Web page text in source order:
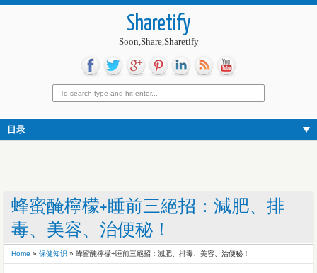
Sharetify
Soon,Share,Sharetify
目录
蜂蜜醃檸檬+睡前三絕招：減肥、排
毒、美容、治便秘！
Home » 保健知识 » 蜂蜜醃檸檬+睡前三絕招：減肥、排毒、美容、治便秘！